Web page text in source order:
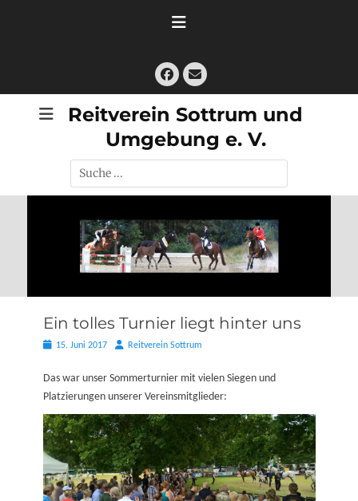
Facebook
E-
Mail
Reitverein Sottrum und
Umgebung e. V.
Suche
nach:
Ein tolles Turnier liegt hinter uns
Posted15. Juni 2017 AutorReitverein Sottrum
Das war unser Sommerturnier mit vielen Siegen und
Platzierungen unserer Vereinsmitglieder: